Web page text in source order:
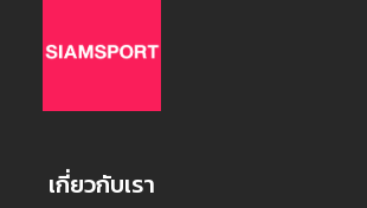
เกี่ยวกับเรา